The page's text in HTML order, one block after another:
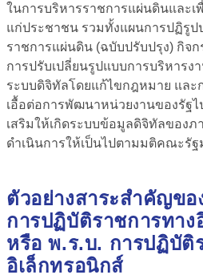
ในการบริหารราชการแผ่นดินและ
แก่ประชาชน รวมทั้งแผนการปฏิรูป
ราชการแผ่นดิน (ฉบับปรับปรุง) กิจ
การปรับเปลี่ยนรูปแบบการบริหารง
ระบบดิจิทัลโดยแก้ไขกฎหมาย และ
เอื้อต่อการพัฒนาหน่วยงานของรัฐ
เสริมให้เกิดระบบข้อมูลดิจิทัลของภ
ดำเนินการให้เป็นไปตามมติคณะรัฐ
ตัวอย่างสาระสำคัญข
การปฏิบัติราชการทาง
หรือ พ.ร.บ. การปฏิบัติ
อิเล็กทรอนิกส์